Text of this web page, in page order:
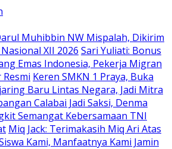
Muhibbin NW Mispalah, Dikirim
XII 2026 Sari Yuliati: Bonus
Emas Indonesia, Pekerja Migran
Keren SMKN 1 Praya, Buka
Baru Lintas Negara, Jadi Mitra
Calabai Jadi Saksi, Denma
Semangat Kebersamaan TNI
Miq Jack: Terimakasih Miq Ari Atas
Kami, Manfaatnya Kami Jamin